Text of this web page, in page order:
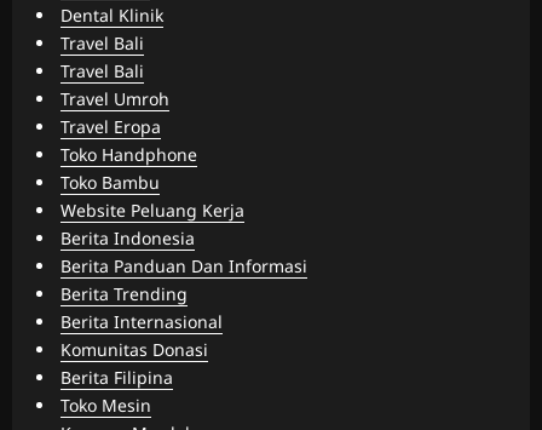
Dental Klinik
Travel Bali
Travel Bali
Travel Umroh
Travel Eropa
Toko Handphone
Toko Bambu
Website Peluang Kerja
Berita Indonesia
Berita Panduan Dan Informasi
Berita Trending
Berita Internasional
Komunitas Donasi
Berita Filipina
Toko Mesin